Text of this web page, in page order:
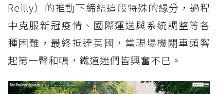
Reilly）的推動下締結這段特殊的緣分，過程
中克服新冠疫情、國際運送與系統調整等各
種困難，最終抵達英國，當現場機關車頭響
起第一聲和鳴，鐵道迷們皆興奮不已。